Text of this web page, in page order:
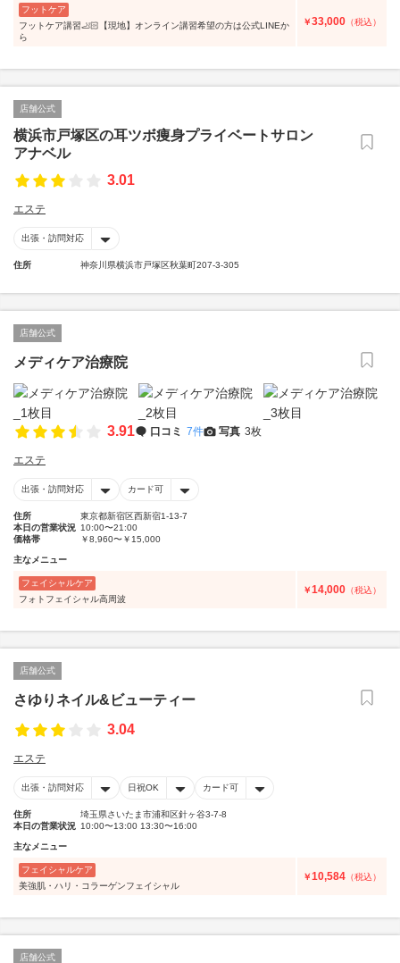
フットケア
フットケア講習🦶🏻【現地】オンライン講習希望の方は公式LINEか
ら
￥33,000 （税込）
店舗公式
横浜市戸塚区の耳ツボ痩身プライベートサロン
アナベル
3.01
エステ
出張・訪問対応
住所 神奈川県横浜市戸塚区秋葉町207-3-305
店舗公式
メディケア治療院
3.91 口コミ 7件 写真 3枚
エステ
出張・訪問対応 カード可
住所
東京都新宿区西新宿1-13-7
本日の営業状況 10:00〜21:00
価格帯
￥8,960〜￥15,000
主なメニュー
フェイシャルケア
フォトフェイシャル高周波
￥14,000 （税込）
店舗公式
さゆりネイル&ビューティー
3.04
エステ
出張・訪問対応 日祝OK カード可
住所
埼玉県さいたま市浦和区針ヶ谷3-7-8
本日の営業状況 10:00〜13:00 13:30〜16:00
主なメニュー
フェイシャルケア
美強肌・ハリ・コラーゲンフェイシャル
￥10,584 （税込）
店舗公式